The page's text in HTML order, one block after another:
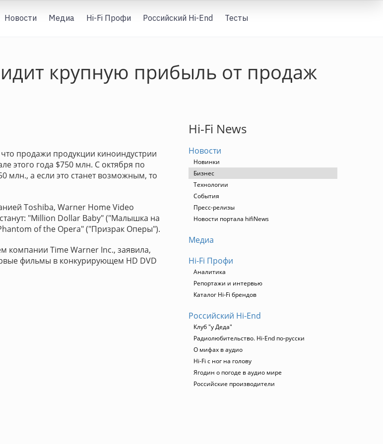
Новости Медиа Hi-Fi Профи Российский Hi-End Тесты
крупную прибыль от продаж
продажи продукции киноиндустрии
этого года $750 млн. С октября по
млн., а если это станет возможным, то
Toshiba, Warner Home Video
"Million Dollar Baby" ("Малышка на
of the Opera" ("Призрак Оперы").
компании Time Warner Inc., заявила,
фильмы в конкурирующем HD DVD
Hi-Fi News
Новости
Новинки
Бизнес
Технологии
События
Пресс-релизы
Новости портала hifiNews
Медиа
Hi-Fi Профи
Аналитика
Репортажи и интервью
Каталог Hi-Fi брендов
Российский Hi-End
Клуб "у Деда"
Радиолюбительство. Hi-End по-русски
О мифах в аудио
Hi-Fi с ног на голову
Ягодин о погоде в аудио мире
Российские производители